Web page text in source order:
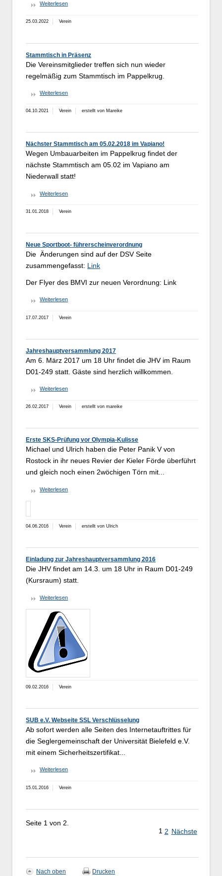
Weiterlesen
25.03.2022 Verein
Stammtisch in Präsenz
Die Vereinsmitglieder treffen sich nun wieder
regelmäßig zum Stammtisch im Pappelkrug.
Weiterlesen
04.10.2021 Verein erstellt von Mareike
Nächster Stammtisch am 05.02.2018 im Vapiano!
Wegen Umbauarbeiten im Pappelkrug findet der
nächste Stammtisch am 05.02 im Vapiano am
Niederwall statt!
Weiterlesen
31.01.2018 Verein
Neue Sportboot- führerscheinverordnung
Die Änderungen sind auf der DSV Seite
zusammengefasst: Link
Der Flyer des BMVI zur neuen Verordnung: Link
Weiterlesen
17.07.2017 Verein
Jahreshauptversammlung 2017
Am 6. März 2017 um 18 Uhr findet die JHV im Raum
D01-249 statt. Gäste sind herzlich willkommen.
Weiterlesen
26.02.2017 Verein erstellt von mareike
Erste SKS-Prüfung vor Olympia-Kulisse
Michael und Ulrich haben die Peter Panik V von
Rostock in ihr neues Revier der Kieler Förde überführt
und gleich noch einen 2wöchigen Törn mit...
Weiterlesen
04.06.2016 Verein erstellt von Ulrich
Einladung zur Jahreshauptversammlung 2016
Die JHV findet am 14.3. um 18 Uhr in Raum D01-249
(Kursraum) statt.
Weiterlesen
09.02.2016 Verein
SUB e.V. Webseite SSL Verschlüsselung
Ab sofort werden alle Seiten des Internetauftrittes für
die Seglergemeinschaft der Universität Bielefeld e.V.
mit einem Sicherheitszertifikat...
Weiterlesen
15.01.2016 Verein
Seite 1 von 2.
1 2 Nächste
Nach oben Drucken